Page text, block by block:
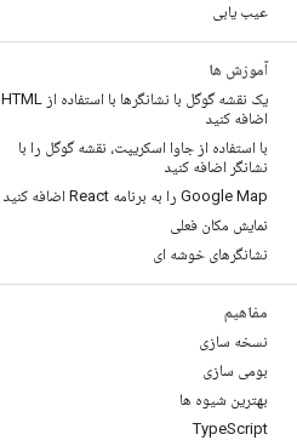
عیب یابی
آموزش ها
یک نقشه گوگل با نشانگرها با استفاده از HTML
اضافه کنید
با استفاده از جاوا اسکریپت، نقشه گوگل را با
نشانگر اضافه کنید
Google Map را به برنامه React اضافه کنید
نمایش مکان فعلی
نشانگرهای خوشه ای
مفاهیم
نسخه سازی
بومی سازی
بهترین شیوه ها
TypeScript